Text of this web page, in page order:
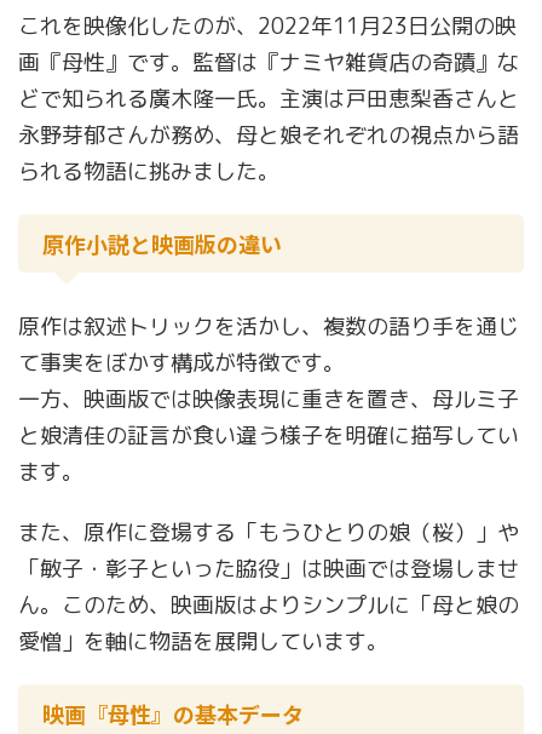
これを映像化したのが、2022年11月23日公開の映
画『母性』です。監督は『ナミヤ雑貨店の奇蹟』な
どで知られる廣木隆一氏。主演は戸田恵梨香さんと
永野芽郁さんが務め、母と娘それぞれの視点から語
られる物語に挑みました。
原作小説と映画版の違い
原作は叙述トリックを活かし、複数の語り手を通じ
て事実をぼかす構成が特徴です。
一方、映画版では映像表現に重きを置き、母ルミ子
と娘清佳の証言が食い違う様子を明確に描写してい
ます。
また、原作に登場する「もうひとりの娘（桜）」や
「敏子・彰子といった脇役」は映画では登場しませ
ん。このため、映画版はよりシンプルに「母と娘の
愛憎」を軸に物語を展開しています。
映画『母性』の基本データ